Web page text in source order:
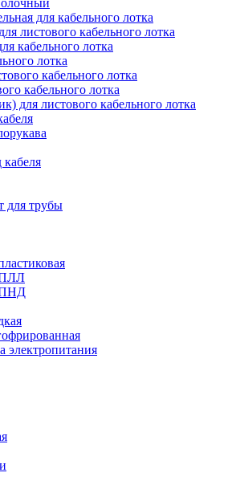
для кабельного лотка
листового кабельного лотка
кабельного лотка
лотка
кабельного лотка
кабельного лотка
для листового кабельного лотка
для трубы
ПЛЛ
ПНД
электропитания